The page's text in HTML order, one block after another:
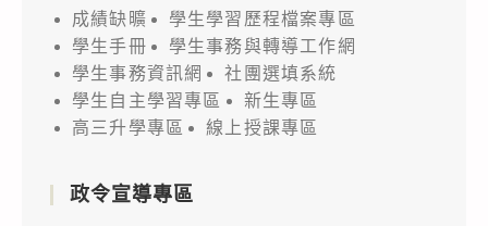
成績缺曠
學生學習歷程檔案專區
學生手冊
學生事務與轉導工作網
學生事務資訊網
社團選填系統
學生自主學習專區
新生專區
高三升學專區
線上授課專區
政令宣導專區